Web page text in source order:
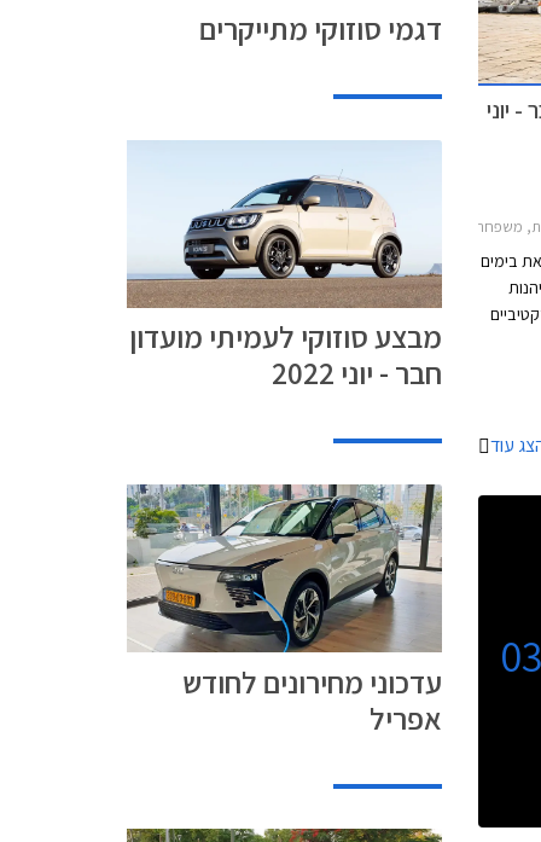
יוני
2020-2024, סוזוקי ג'ימני 2019-2025, סוזוקי ויטרה 2019-2025סוזוקי קרוסאובר 2017-2022
בימים
עוד
דגמי סוזוקי מתייקרים
מבצע סוזוקי לעמיתי מועדון
חבר - יוני 2022
עדכוני מחירונים לחודש
אפריל